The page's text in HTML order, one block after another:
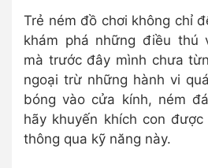
Trẻ ném đồ chơi không chỉ
khám phá những điều thú
mà trước đây mình chưa
ngoại trừ những hành vi
bóng vào cửa kính, ném
hãy khuyến khích con
thông qua kỹ năng này.